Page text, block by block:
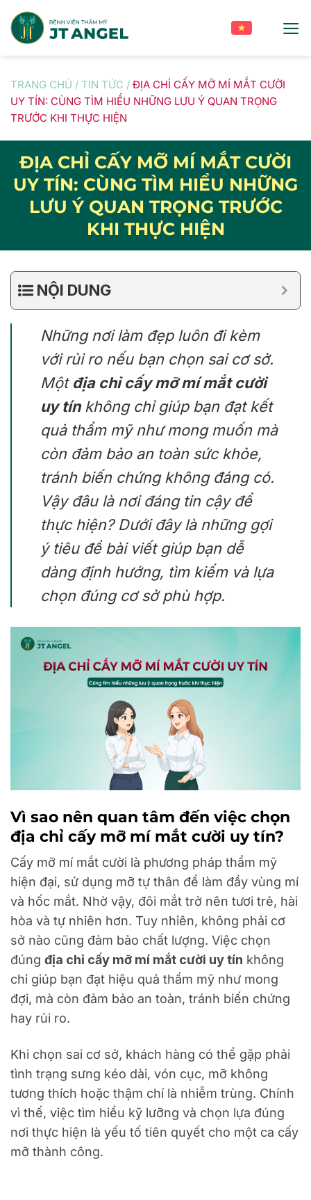
content
TRANG CHỦ / TIN TỨC / ĐỊA CHỈ CẤY MỠ MÍ MẮT CƯỜI
UY TÍN: CÙNG TÌM HIỂU NHỮNG LƯU Ý QUAN TRỌNG
TRƯỚC KHI THỰC HIỆN
ĐỊA CHỈ CẤY MỠ MÍ MẮT CƯỜI
UY TÍN: CÙNG TÌM HIỂU NHỮNG
LƯU Ý QUAN TRỌNG TRƯỚC
KHI THỰC HIỆN
NỘI DUNG
Những nơi làm đẹp luôn đi kèm
với rủi ro nếu bạn chọn sai cơ sở.
Mộtđịa chỉ cấy mỡ mí mắt cười
uy tínkhông chỉ giúp bạn đạt kết
quả thẩm mỹ như mong muốn mà
còn đảm bảo an toàn sức khỏe,
tránh biến chứng không đáng có.
Vậy đâu là nơi đáng tin cậy để
thực hiện? Dưới đây là những gợi
ý tiêu đề bài viết giúp bạn dễ
dàng định hướng, tìm kiếm và lựa
chọn đúng cơ sở phù hợp.
Vì sao nên quan tâm đến việc chọn
địa chỉ cấy mỡ mí mắt cười uy tín?
Cấy mỡ mí mắt cười là phương pháp thẩm mỹ
hiện đại, sử dụng mỡ tự thân để làm đầy vùng mí
và hốc mắt. Nhờ vậy, đôi mắt trở nên tươi trẻ, hài
hòa và tự nhiên hơn. Tuy nhiên, không phải cơ
sở nào cũng đảm bảo chất lượng. Việc chọn
đúng địa chỉ cấy mỡ mí mắt cười uy tín không
chỉ giúp bạn đạt hiệu quả thẩm mỹ như mong
đợi, mà còn đảm bảo an toàn, tránh biến chứng
hay rủi ro.
Khi chọn sai cơ sở, khách hàng có thể gặp phải
tình trạng sưng kéo dài, vón cục, mỡ không
tương thích hoặc thậm chí là nhiễm trùng. Chính
vì thế, việc tìm hiểu kỹ lưỡng và chọn lựa đúng
nơi thực hiện là yếu tố tiên quyết cho một ca cấy
mỡ thành công.